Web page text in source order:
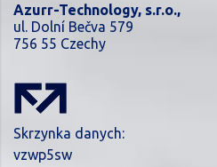
Azurr-Technology, s.r.o.,
ul. Dolní Bečva 579
756 55 Czechy
Skrzynka danych:
vzwp5sw